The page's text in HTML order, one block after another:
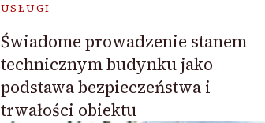
USŁUGI
Świadome prowadzenie stanem
technicznym budynku jako
podstawa bezpieczeństwa i
trwałości obiektu